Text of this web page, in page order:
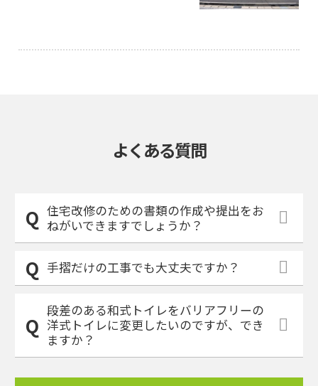
よくある質問
住宅改修のための書類の作成や提出をお
ねがいできますでしょうか？
手摺だけの工事でも大丈夫ですか？
段差のある和式トイレをバリアフリーの
洋式トイレに変更したいのですが、でき
ますか？